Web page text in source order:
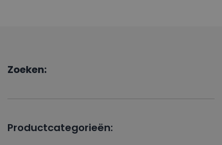
Zoeken:
Productcategorieën: